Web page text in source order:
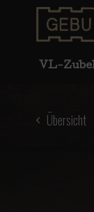
VL-
Übersicht